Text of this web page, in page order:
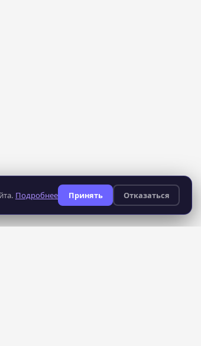
Подробнее Принять Отказаться